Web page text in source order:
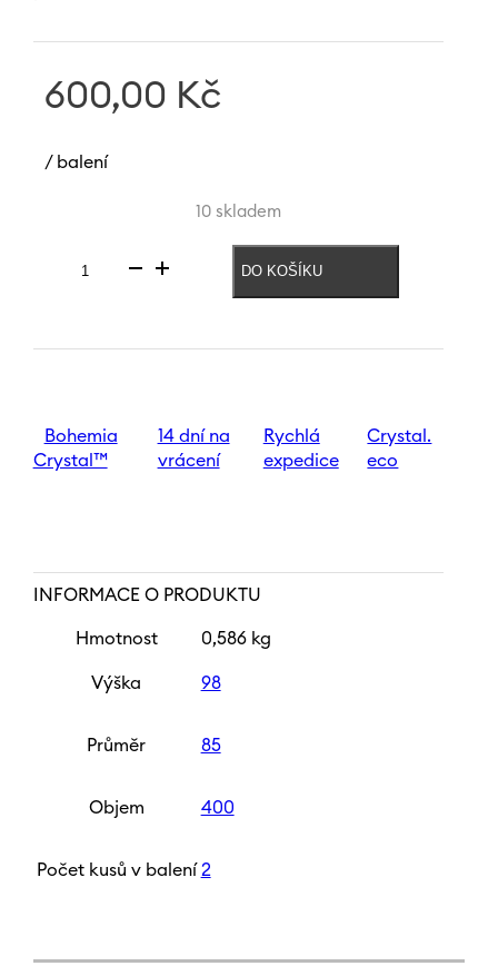
600,00 Kč
/ balení
10 skladem
Sklenice
víno
ml
množství
DO KOŠÍKU
Bohemia
Crystal™
14 dní na
vrácení
Rychlá
expedice
Crystal.
eco
INFORMACE O PRODUKTU
Hmotnost 0,586 kg
Výška 98
Průměr 85
Objem 400
Počet kusů v balení 2